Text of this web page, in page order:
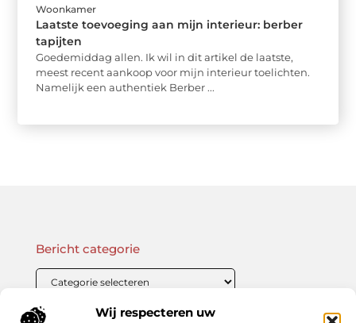
Wij respecteren uw
Woonkamer
Laatste toevoeging aan mijn interieur: berber
tapijten
Goedemiddag allen. Ik wil in dit artikel de laatste,
meest recent aankoop voor mijn interieur toelichten.
Namelijk een authentiek Berber ...
Bericht categorie